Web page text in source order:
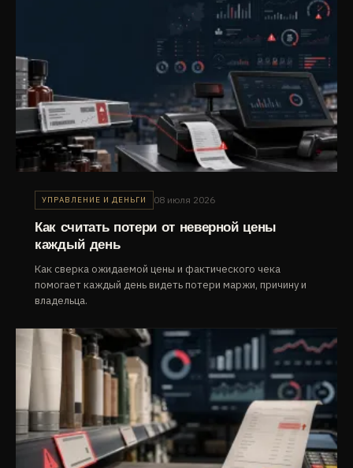
УПРАВЛЕНИЕ И ДЕНЬГИ 08 июля 2026
Как считать потери от неверной цены
каждый день
Как сверка ожидаемой цены и фактического чека
помогает каждый день видеть потери маржи, причину и
владельца.